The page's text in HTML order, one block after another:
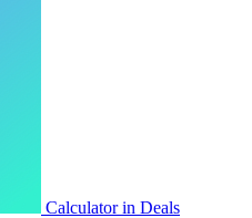
Calculator in Deals